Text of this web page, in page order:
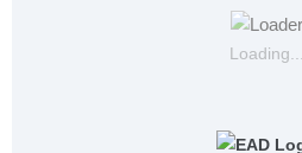
Loading...